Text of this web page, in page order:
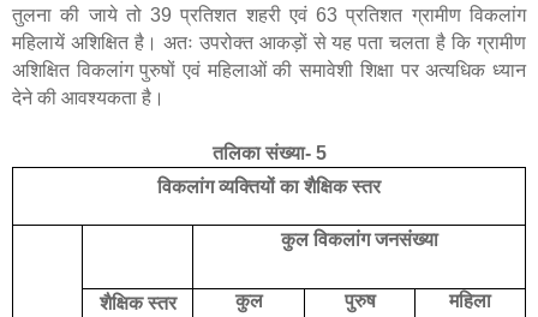
तुलना की जाये तो 39 प्रतिशत शहरी एवं 63 प्रतिशत ग्रामीण विकलांग
महिलायें अशिक्षित है। अतः उपरोक्त आकड़ों से यह पता चलता है कि ग्रामीण
अशिक्षित विकलांग पुरुषों एवं महिलाओं की समावेशी शिक्षा पर अत्यधिक ध्यान
देने की आवश्यकता है।
तलिका संख्या- 5
विकलांग व्यक्तियों का शैक्षिक स्तर
कुल विकलांग जनसंख्या
शैक्षिक स्तर कुल पुरुष महिला